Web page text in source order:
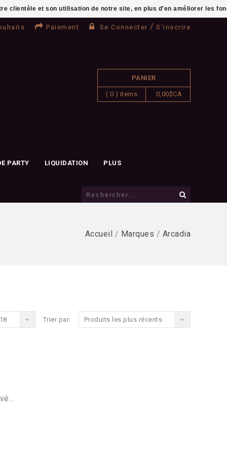
Paiement Se Connecter / S'inscrire
PANIER
( 0 ) items 0,00$CA
PARTY LIQUIDATION PLUS
Accueil / Marques / Arcadia
Trier par: Produits les plus récents
clientèle et son utilisation de notre site, en plus d'en améliorer les